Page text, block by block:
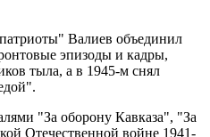
Валиев объединил
эпизоды и кадры,
тыла, а в 1945-м снял
"За оборону Кавказа", "За
Отечественной войне 1941-